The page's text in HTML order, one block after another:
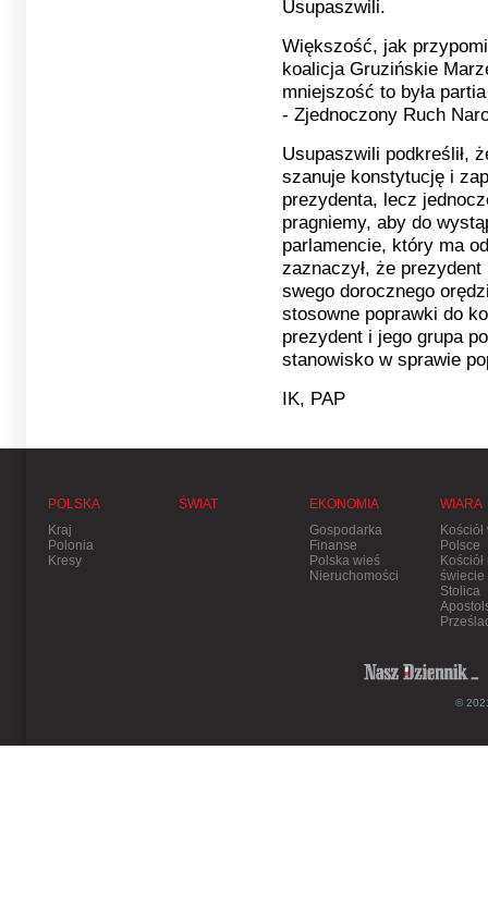
Usupaszwili.
Większość, jak
koalicja Gruzińskie
mniejszość to była
- Zjednoczony Ruch
Usupaszwili podkreślił,
szanuje konstytucję i
prezydenta, lecz
pragniemy, aby do
parlamencie, który ma
zaznaczył, że prezydent
swego dorocznego
stosowne poprawki do
prezydent i jego grupa
stanowisko w sprawie
IK, PAP
POLSKA
Kraj
Polonia
Kresy
ŚWIAT
EKONOMIA
Gospodarka
Finanse
Polska wieś
Nieruchomości
WIARA
Kościół
Polsce
Kościół
świecie
Stolica
©